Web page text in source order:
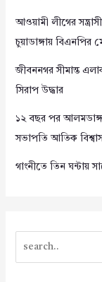
আওয়ামী লীগের
চুয়াডাঙ্গায় বিএনপির
জীবননগর সীমান্ত
সিরাপ উদ্ধার
১২ বছর পর
সভাপতি আতিক
গাংনীতে তিন ঘন্টায়